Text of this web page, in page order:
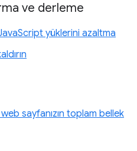
ve derleme
yüklerini azaltma
sayfanızın toplam bellek